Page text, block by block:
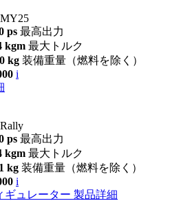
ps 最高出力
kgm 最大トルク
kg 装備重量（燃料を除く）
i
ps 最高出力
kgm 最大トルク
kg 装備重量（燃料を除く）
i
ギュレーター 製品詳細